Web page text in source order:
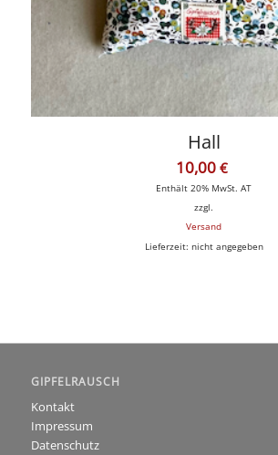
Hall
10,00 €
Enthält 20% MwSt. AT
zzgl.
Versand
Lieferzeit: nicht angegeben
GIPFELRAUSCH
Kontakt
Impressum
Datenschutz